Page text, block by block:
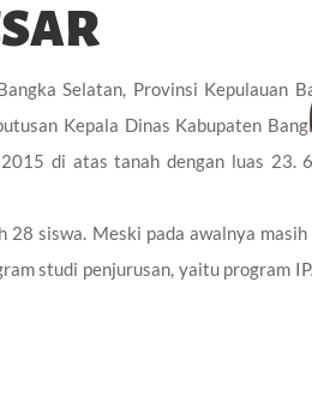
Selatan, Provinsi Kepulauan
Kepala Dinas Kabupaten
di atas tanah dengan luas 23.
siswa. Meski pada awalnya masih
studi penjurusan, yaitu program